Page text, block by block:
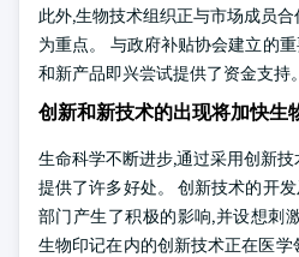
此外,生物技术组织正与市场成员
为重点。 与政府补贴协会建立的
和新产品即兴尝试提供了资金支持。
创新和新技术的出现将加快生
生命科学不断进步,通过采用创新
提供了许多好处。 创新技术的开
部门产生了积极的影响,并设想刺
生物印记在内的创新技术正在医